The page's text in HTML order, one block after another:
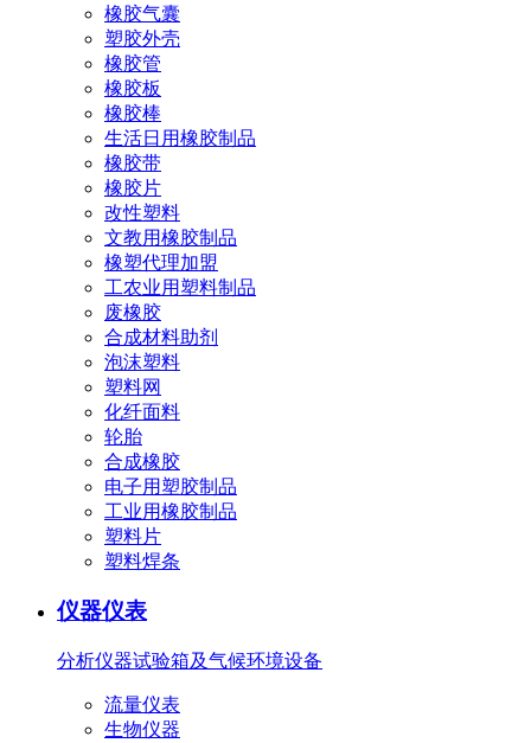
橡胶气囊
塑胶外壳
橡胶管
橡胶板
橡胶棒
生活日用橡胶制品
橡胶带
橡胶片
改性塑料
文教用橡胶制品
橡塑代理加盟
工农业用塑料制品
废橡胶
合成材料助剂
泡沫塑料
塑料网
化纤面料
轮胎
合成橡胶
电子用塑胶制品
工业用橡胶制品
塑料片
塑料焊条
仪器仪表
分析仪器试验箱及气候环境设备
流量仪表
生物仪器